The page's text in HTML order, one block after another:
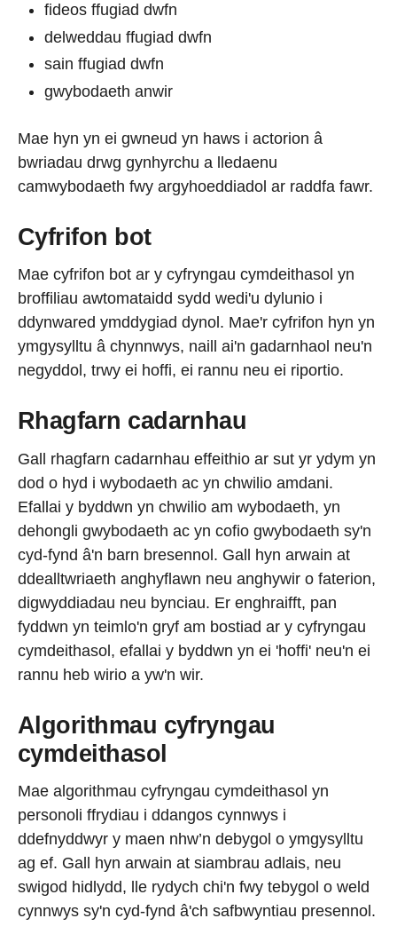
fideos ffugiad dwfn
delweddau ffugiad dwfn
sain ffugiad dwfn
gwybodaeth anwir
Mae hyn yn ei gwneud yn haws i actorion â
bwriadau drwg gynhyrchu a lledaenu
camwybodaeth fwy argyhoeddiadol ar raddfa fawr.
Cyfrifon bot
Mae cyfrifon bot ar y cyfryngau cymdeithasol yn
broffiliau awtomataidd sydd wedi'u dylunio i
ddynwared ymddygiad dynol. Mae'r cyfrifon hyn yn
ymgysylltu â chynnwys, naill ai'n gadarnhaol neu'n
negyddol, trwy ei hoffi, ei rannu neu ei riportio.
Rhagfarn cadarnhau
Gall rhagfarn cadarnhau effeithio ar sut yr ydym yn
dod o hyd i wybodaeth ac yn chwilio amdani.
Efallai y byddwn yn chwilio am wybodaeth, yn
dehongli gwybodaeth ac yn cofio gwybodaeth sy'n
cyd-fynd â'n barn bresennol. Gall hyn arwain at
ddealltwriaeth anghyflawn neu anghywir o faterion,
digwyddiadau neu bynciau. Er enghraifft, pan
fyddwn yn teimlo'n gryf am bostiad ar y cyfryngau
cymdeithasol, efallai y byddwn yn ei 'hoffi' neu'n ei
rannu heb wirio a yw'n wir.
Algorithmau cyfryngau
cymdeithasol
Mae algorithmau cyfryngau cymdeithasol yn
personoli ffrydiau i ddangos cynnwys i
ddefnyddwyr y maen nhw’n debygol o ymgysylltu
ag ef. Gall hyn arwain at siambrau adlais, neu
swigod hidlydd, lle rydych chi'n fwy tebygol o weld
cynnwys sy'n cyd-fynd â'ch safbwyntiau presennol.